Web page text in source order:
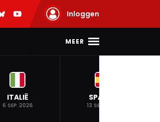
Inloggen
MEER
ITALIË
6 SEP. 2026
SPANJE
13 SEP. 2026